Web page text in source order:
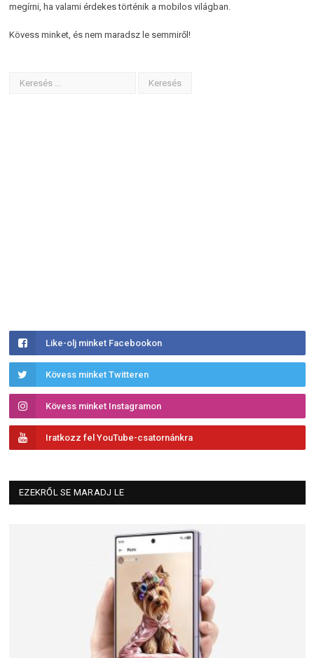
megírni, ha valami érdekes történik a mobilos világban.
Kövess minket, és nem maradsz le semmiről!
Like-olj minket Facebookon
Kövess minket Twitteren
Kövess minket Instagramon
Iratkozz fel YouTube-csatornánkra
EZEKRŐL SE MARADJ LE